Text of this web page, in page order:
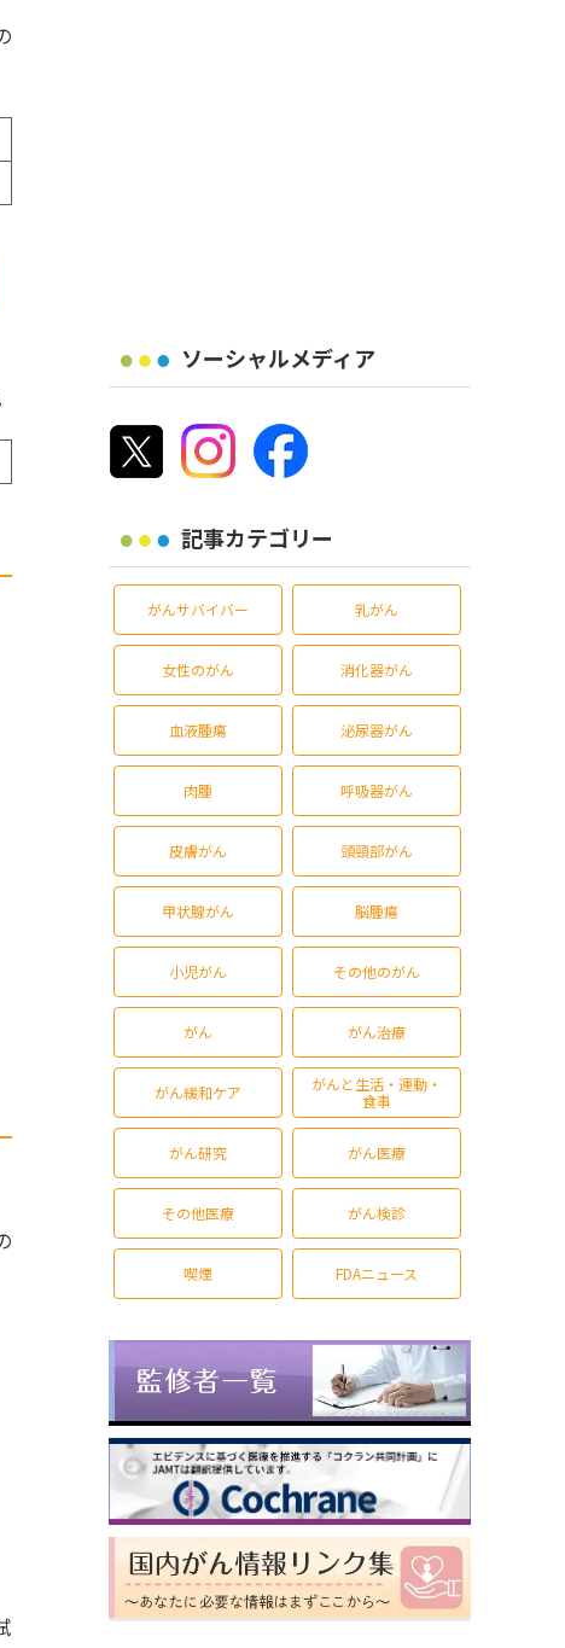
ソーシャルメディア
記事カテゴリー
がんサバイバー 乳がん
女性のがん 消化器がん
血液腫瘍 泌尿器がん
肉腫 呼吸器がん
皮膚がん 頭頸部がん
甲状腺がん 脳腫瘍
小児がん その他のがん
がん がん治療
がん緩和ケア
がんと生活・運動・
食事
がん研究 がん医療
その他医療 がん検診
喫煙 FDAニュース